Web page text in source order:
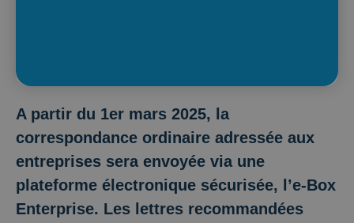
A partir du 1er mars 2025, la
correspondance ordinaire adressée aux
entreprises sera envoyée via une
plateforme électronique sécurisée, l’e-Box
Enterprise. Les lettres recommandées